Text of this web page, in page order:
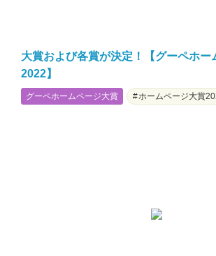
大賞および各賞が決定！【グーペホー
2022】
グーペホームページ大賞 ホームページ大賞